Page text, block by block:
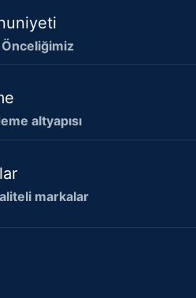
altyapısı
markalar